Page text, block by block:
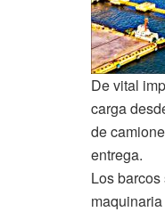
De vital
carga
de
entrega.
Los